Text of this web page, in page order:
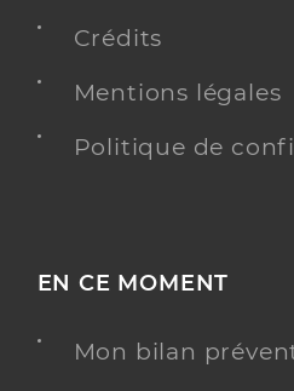
Crédits
Mentions légales
Politique de
EN CE MOMENT
Mon bilan